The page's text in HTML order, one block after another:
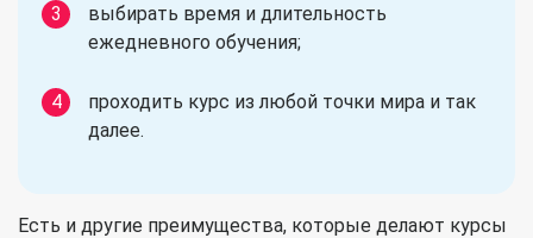
выбирать время и длительность
ежедневного обучения;
проходить курс из любой точки мира и так
далее.
Есть и другие преимущества, которые делают курсы